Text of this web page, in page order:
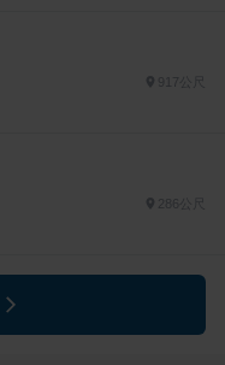
917公尺
286公尺